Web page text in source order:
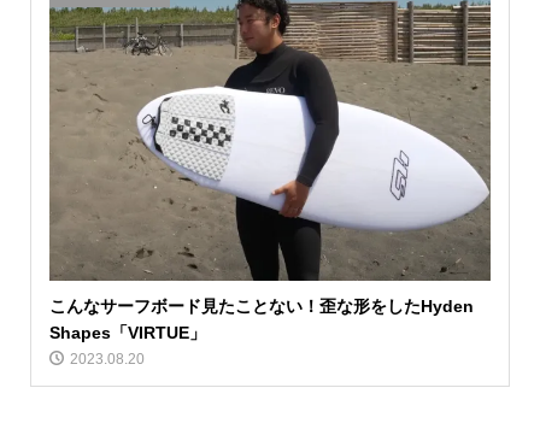
こんなサーフボード見たことない！歪な形をしたHyden
Shapes「VIRTUE」
2023.08.20